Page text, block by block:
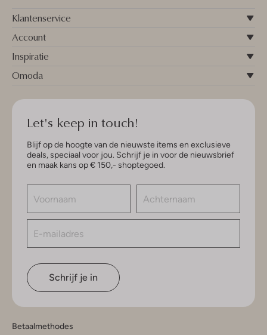
Klantenservice
Account
Inspiratie
Omoda
Let's keep in touch!
Blijf op de hoogte van de nieuwste items en exclusieve
deals, speciaal voor jou. Schrijf je in voor de nieuwsbrief
en maak kans op € 150,- shoptegoed.
Schrijf je in
Betaalmethodes